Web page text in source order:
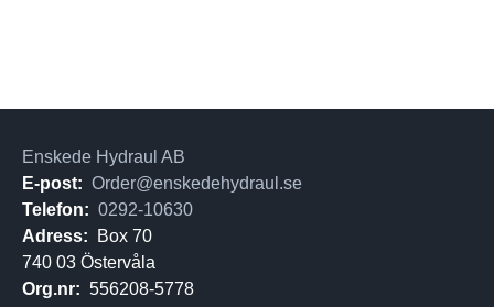
Enskede Hydraul AB
E-post: Order@enskedehydraul.se
Telefon: 0292-10630
Adress:
Box 70
740 03 Östervåla
Org.nr: 556208-5778